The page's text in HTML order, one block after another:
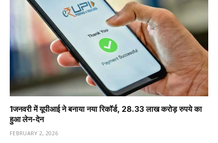
1️जनवरी में यूपीआई ने बनाया नया रिकॉर्ड, 28.33 लाख करोड़ रुपये का
हुआ लेन-देन
FEBRUARY 2, 2026